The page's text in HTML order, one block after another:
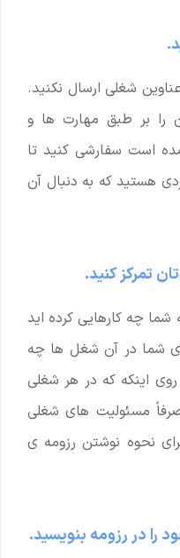
شغلی ارسال نکنید.
را بر طبق مهارت ها و
است سفارشی کنید تا
هستید که به دنبال آن
شما چه کارهایی کرده اید
شما در آن شغل ها چه
اینکه که در هر شغلی
مسئولیت های شغلی
نحوه نوشتن رزومه ی